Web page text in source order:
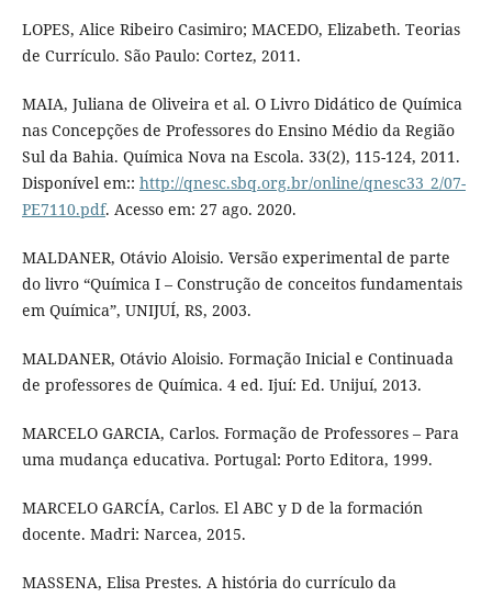
LOPES, Alice Ribeiro Casimiro; MACEDO, Elizabeth. Teorias
de Currículo. São Paulo: Cortez, 2011.
MAIA, Juliana de Oliveira et al. O Livro Didático de Química
nas Concepções de Professores do Ensino Médio da Região
Sul da Bahia. Química Nova na Escola. 33(2), 115-124, 2011.
Disponível em:: http://qnesc.sbq.org.br/online/qnesc33_2/07-
PE7110.pdf. Acesso em: 27 ago. 2020.
MALDANER, Otávio Aloisio. Versão experimental de parte
do livro “Química I – Construção de conceitos fundamentais
em Química”, UNIJUÍ, RS, 2003.
MALDANER, Otávio Aloisio. Formação Inicial e Continuada
de professores de Química. 4 ed. Ijuí: Ed. Unijuí, 2013.
MARCELO GARCIA, Carlos. Formação de Professores – Para
uma mudança educativa. Portugal: Porto Editora, 1999.
MARCELO GARCÍA, Carlos. El ABC y D de la formación
docente. Madri: Narcea, 2015.
MASSENA, Elisa Prestes. A história do currículo da